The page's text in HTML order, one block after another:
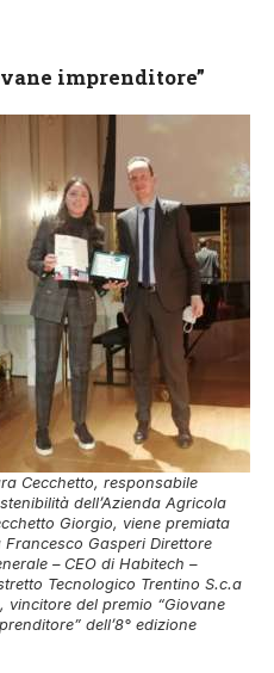
imprenditore”
Cecchetto, responsabile
dell’Azienda Agricola
Giorgio, viene premiata
Francesco Gasperi Direttore
– CEO di Habitech –
Tecnologico Trentino S.c.a
vincitore del premio “Giovane
dell’8° edizione